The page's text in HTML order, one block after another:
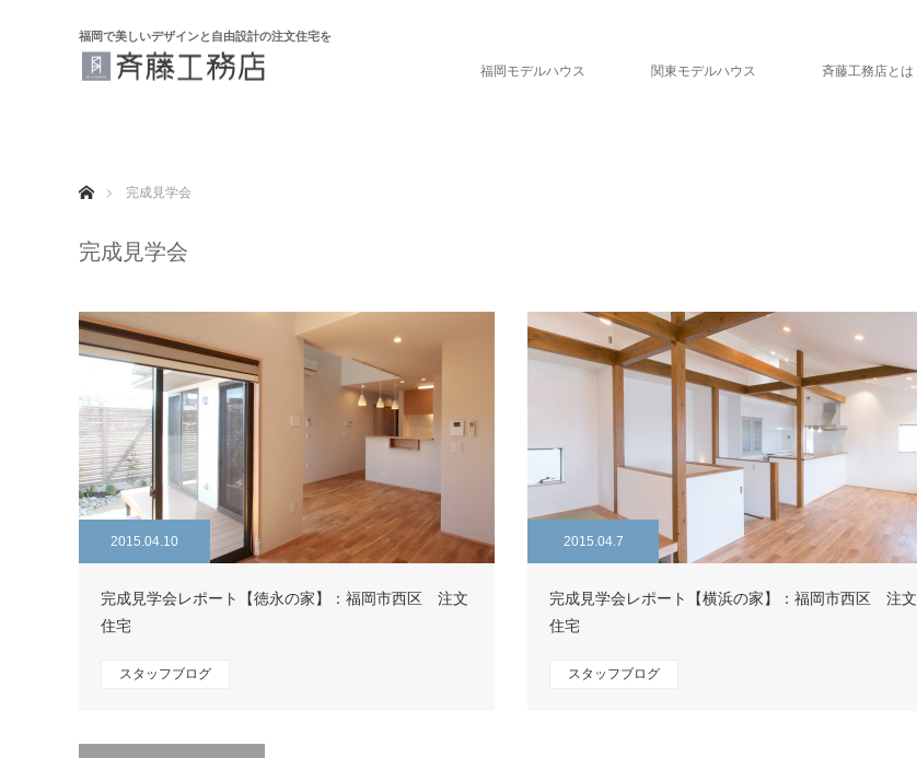
福岡で美しいデザインと自由設計の注文住宅を
福岡モデルハウス 関東モデルハウス 斉藤工務店とは
完成見学会
完成見学会
2015.04.10
完成見学会レポート【徳永の家】：福岡市西区 注文
住宅
スタッフブログ
2015.04.7
完成見学会レポート【横浜の家】：福岡市西区 注文
住宅
スタッフブログ